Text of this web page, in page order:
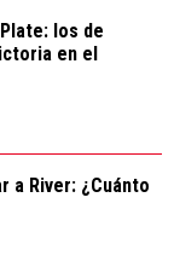
los de
en el
a River: ¿Cuánto